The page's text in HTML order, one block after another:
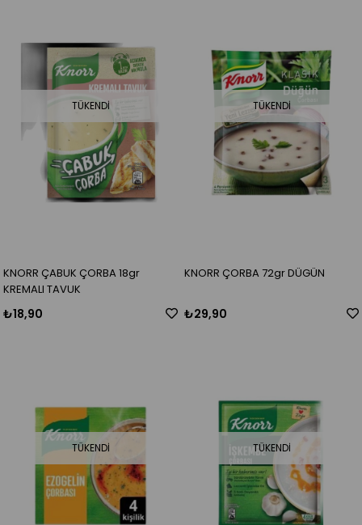
TÜKENDI
KNORR ÇABUK ÇORBA 18gr
KREMALI TAVUK
₺18,90
TÜKENDI
KNORR ÇORBA 72gr DÜGÜN
₺29,90
TÜKENDI TÜKENDI